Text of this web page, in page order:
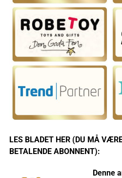
LES BLADET HER (DU MÅ
BETALENDE ABONNENT):
Denne